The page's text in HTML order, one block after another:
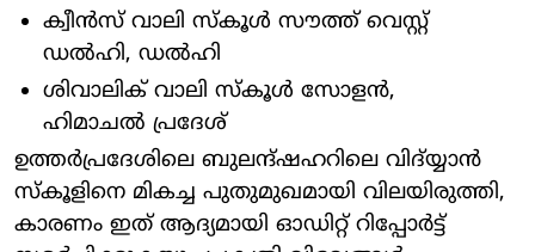
ക്വീൻസ് വാലി സ്കൂൾ സൗത്ത് വെസ്റ്റ്
ഡൽഹി, ഡൽഹി
ശിവാലിക് വാലി സ്കൂൾ സോളൻ,
ഹിമാചൽ പ്രദേശ്
ഉത്തർപ്രദേശിലെ ബുലന്ദ്ഷഹറിലെ വിദ്യ്യാൻ
സ്കൂളിനെ മികച്ച പുതുമുഖമായി വിലയിരുത്തി,
കാരണം ഇത് ആദ്യമായി ഓഡിറ്റ് റിപ്പോർട്ട്